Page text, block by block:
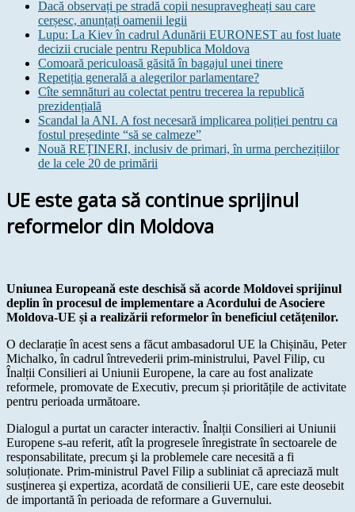
Dacă observați pe stradă copii nesupravegheați sau care
cerșesc, anunțați oamenii legii
Lupu: La Kiev în cadrul Adunării EURONEST au fost luate
decizii cruciale pentru Republica Moldova
Comoară periculoasă găsită în bagajul unei tinere
Repetiția generală a alegerilor parlamentare?
Cîte semnături au colectat pentru trecerea la republică
prezidențială
Scandal la ANI. A fost necesară implicarea poliției pentru ca
fostul președinte “să se calmeze”
Nouă REȚINERI, inclusiv de primari, în urma perchezițiilor
de la cele 20 de primării
UE este gata să continue sprijinul
reformelor din Moldova
Uniunea Europeană este deschisă să acorde Moldovei sprijinul
deplin în procesul de implementare a Acordului de Asociere
Moldova-UE și a realizării reformelor în beneficiul cetățenilor.
O declarație în acest sens a făcut ambasadorul UE la Chișinău, Peter
Michalko, în cadrul întrevederii prim-ministrului, Pavel Filip, cu
Înalții Consilieri ai Uniunii Europene, la care au fost analizate
reformele, promovate de Executiv, precum și prioritățile de activitate
pentru perioada următoare.
Dialogul a purtat un caracter interactiv. Înalții Consilieri ai Uniunii
Europene s-au referit, atît la progresele înregistrate în sectoarele de
responsabilitate, precum şi la problemele care necesită a fi
soluționate. Prim-ministrul Pavel Filip a subliniat că apreciază mult
susţinerea şi expertiza, acordată de consilierii UE, care este deosebit
de importantă în perioada de reformare a Guvernului.